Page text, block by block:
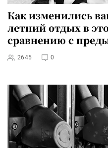
Как изменились
летний отдых в
сравнению с
2645 0